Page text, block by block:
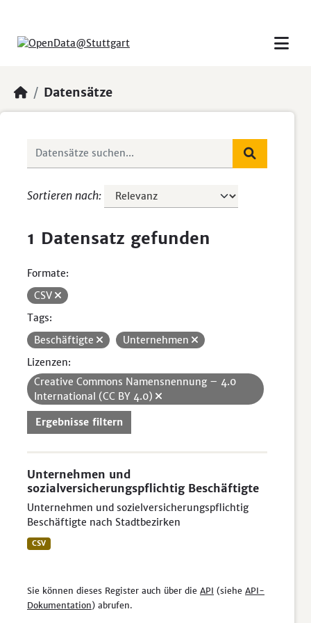
Datensätze
Sortieren nach
1 Datensatz gefunden
Formate:
CSV
Tags:
Beschäftigte
Unternehmen
Lizenzen:
Creative Commons Namensnennung – 4.0
International (CC BY 4.0)
Ergebnisse filtern
Unternehmen und
sozialversicherungspflichtig Beschäftigte
Unternehmen und sozielversicherungspflichtig
Beschäftigte nach Stadtbezirken
CSV
Sie können dieses Register auch über die API (siehe API-
Dokumentation) abrufen.